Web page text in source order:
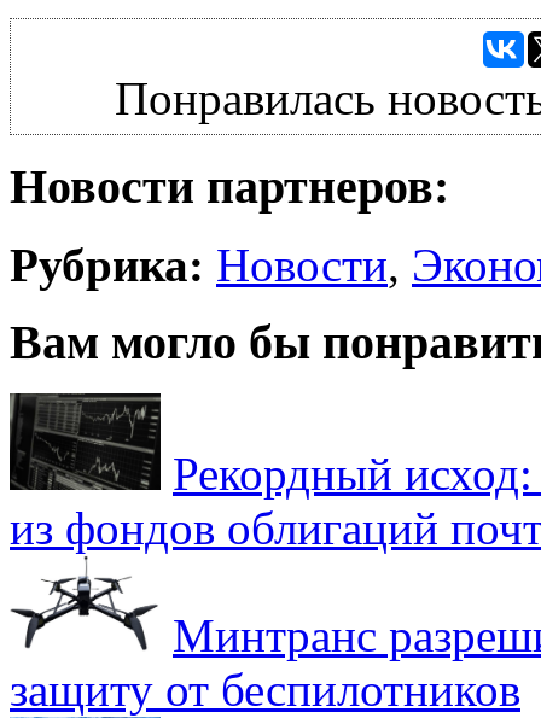
Понравилась
Новости партнеров:
Рубрика: Новости,
Вам могло бы
Рекордный
из фондов облигаций
Минтранс
защиту от беспилотников